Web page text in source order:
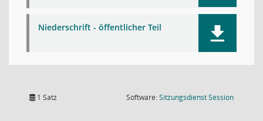
Niederschrift - öffentlicher Teil
1 Satz Software:SitzungsdienstSession(Wird in